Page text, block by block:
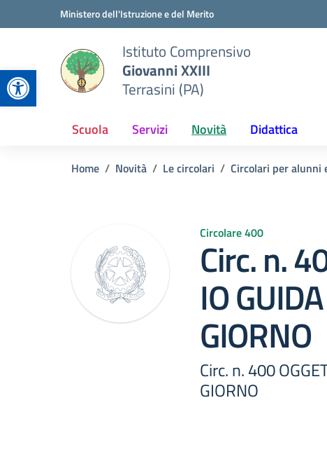
Apri la barra degli strumenti
Vai ai contenuti
Vai al menu di navigazioneMinistero dell'Istruzione e del Merito
Istituto Comprensivo
Giovanni XXIII
Terrasini (PA)
Scuola Servizi Novità Didattica
Home Novità Le circolari Circolari per alunni
Circolare 400
Circ. n.
IO
GIORNO
Circ. n. 400
GIORNO